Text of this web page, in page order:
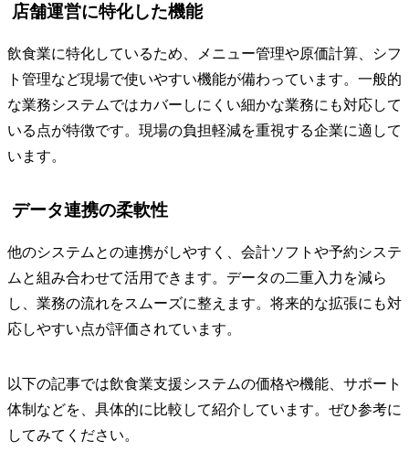
店舗運営に特化した機能
飲食業に特化しているため、メニュー管理や原価計算、シフ
ト管理など現場で使いやすい機能が備わっています。一般的
な業務システムではカバーしにくい細かな業務にも対応して
いる点が特徴です。現場の負担軽減を重視する企業に適して
います。
データ連携の柔軟性
他のシステムとの連携がしやすく、会計ソフトや予約システ
ムと組み合わせて活用できます。データの二重入力を減ら
し、業務の流れをスムーズに整えます。将来的な拡張にも対
応しやすい点が評価されています。
以下の記事では飲食業支援システムの価格や機能、サポート
体制などを、具体的に比較して紹介しています。ぜひ参考に
してみてください。